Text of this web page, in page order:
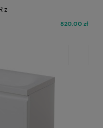
z
820,00 zł